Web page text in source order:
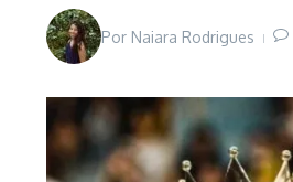
Por Naiara Rodrigues